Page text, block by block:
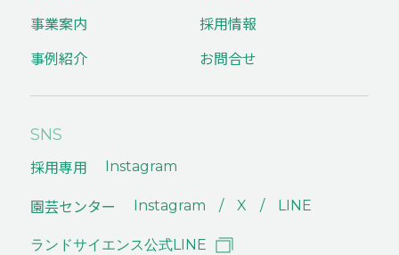
事業案内
事例紹介
採用情報
お問合せ
SNS
採用専用 Instagram
園芸センター Instagram X LINE
ランドサイエンス公式LINE